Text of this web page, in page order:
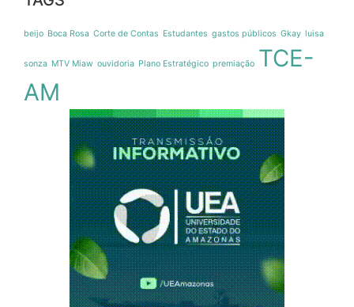
beijo Boca Rosa Corte de Contas Estudantes gastos públicos Gkay luisa
sonza MTV Miaw ouvidoria Plano Estratégico premiação TCE-
AM